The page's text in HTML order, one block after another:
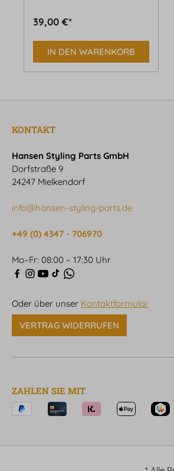
39,00 €*
IN DEN WARENKORB
KONTAKT
Hansen Styling Parts GmbH
Dorfstraße 9
24247 Mielkendorf
info@hansen-styling-parts.de
+49 (0) 4347 - 706970
Mo–Fr: 08:00 – 17:30 Uhr
Oder über unser Kontaktformular
VERTRAG WIDERRUFEN
ZAHLEN SIE MIT